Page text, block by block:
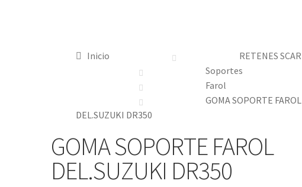
Inicio
RETENES SCAR
Soportes
Farol
GOMA SOPORTE FAROL
DEL.SUZUKI DR350
GOMA SOPORTE FAROL
DEL.SUZUKI DR350